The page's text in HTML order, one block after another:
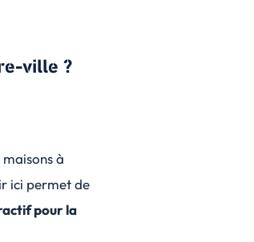
ville ?
à
ici permet de
pour la